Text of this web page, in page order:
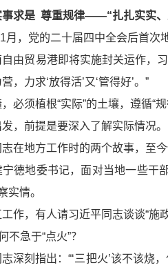
事求是 尊重规律——“扎扎实实
月，党的二十届四中全会后首次
自由贸易港即将实施封关运作，
，力求‘放得活’又‘管得好’。”
必须植根“实际”的土壤，遵循“
，前提是要深入了解实际情况。
志在地方工作时的两个故事，至
德地委书记，面对当地一些干
实情。
作，有人请习近平同志谈谈“施
不急于“点火”？
深刻指出：“‘三把火’该不该烧